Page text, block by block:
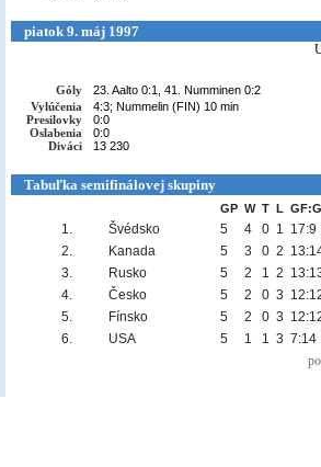
piatok 9. máj 1997
Góly
23. Aalto 0:1, 41. Numminen 0:2
Vylúčenia
4:3; Nummelin (FIN) 10 min
Presilovky
0:0
Oslabenia
0:0
Diváci
13 230
Tabuľka semifinálovej skupiny
GP W T L
1. Švédsko 5 4 0 1 17:9
2.
Kanada 5 3 0 2
3.
Rusko 5 2 1 2
4.
Česko 5 2 0 3
5.
Fínsko 5 2 0 3
6.
USA 5 1 1 3 7:14